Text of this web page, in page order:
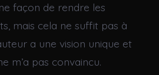
façon de rendre les
mais cela ne suffit pas à
a une vision unique et
m’a pas convaincu.